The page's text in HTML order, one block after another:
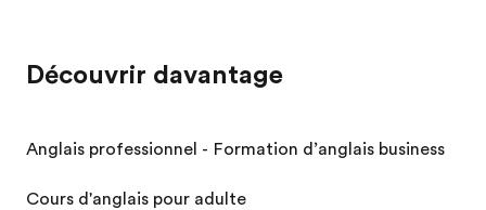
Découvrir davantage
Anglais professionnel - Formation d’anglais business
Cours d'anglais pour adulte